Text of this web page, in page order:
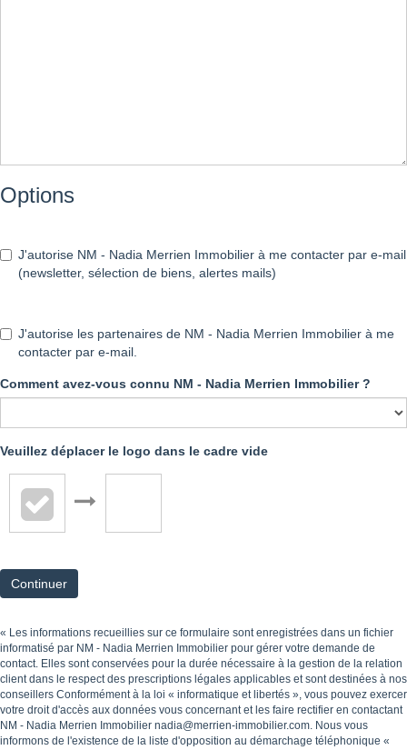
Options
J'autorise NM - Nadia Merrien Immobilier à me contacter par e-mail
(newsletter, sélection de biens, alertes mails)
J'autorise les partenaires de NM - Nadia Merrien Immobilier à me
contacter par e-mail.
Comment avez-vous connu NM - Nadia Merrien Immobilier ?
Veuillez déplacer le logo dans le cadre vide
Continuer
« Les informations recueillies sur ce formulaire sont enregistrées dans un fichier
informatisé par NM - Nadia Merrien Immobilier pour gérer votre demande de
contact. Elles sont conservées pour la durée nécessaire à la gestion de la relation
client dans le respect des prescriptions légales applicables et sont destinées à nos
conseillers Conformément à la loi « informatique et libertés », vous pouvez exercer
votre droit d'accès aux données vous concernant et les faire rectifier en contactant
NM - Nadia Merrien Immobilier nadia@merrien-immobilier.com. Nous vous
informons de l'existence de la liste d'opposition au démarchage téléphonique «